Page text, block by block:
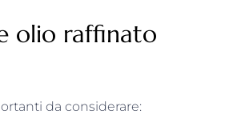
olio raffinato
da considerare: